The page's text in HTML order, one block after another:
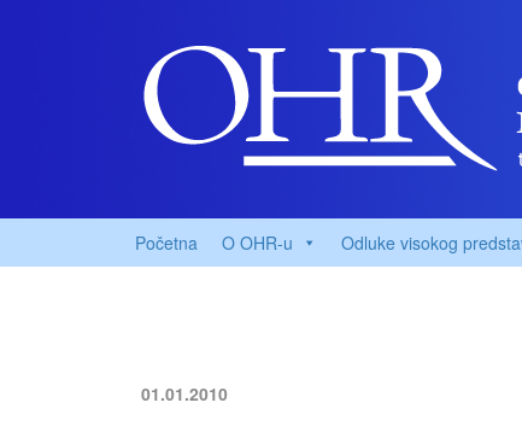
Početna O OHR-u Odluke visokog
01.01.2010